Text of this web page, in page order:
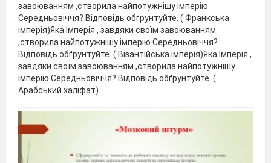
завоюванням ,створила найпотужнішу імперію
Середньовіччя? Відповідь обґрунтуйте. ( Франкська
імперія)Яка Імперія , завдяки своїм завоюванням
,створила найпотужнішу імперію Середньовіччя?
Відповідь обґрунтуйте. ( Візантійська імперія)Яка Імперія ,
завдяки своїм завоюванням ,створила найпотужнішу
імперію Середньовіччя? Відповідь обґрунтуйте. (
Арабський халіфат)